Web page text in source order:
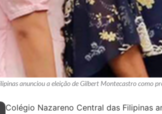
anunciou a eleição de Gilbert Montecastro como
Colégio Nazareno Central das Filipinas